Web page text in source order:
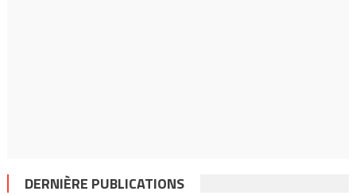
DERNIÈRE PUBLICATIONS